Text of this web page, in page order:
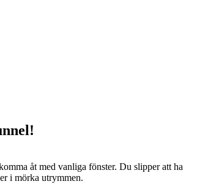
åt med vanliga fönster. Du slipper att ha
i mörka utrymmen.